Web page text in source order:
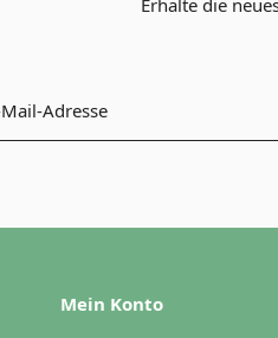
Mein Konto